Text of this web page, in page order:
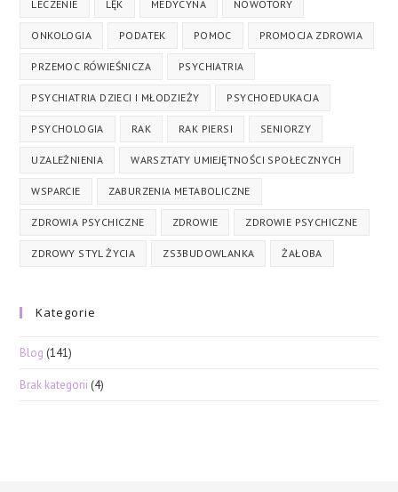
LECZENIE LĘK MEDYCYNA NOWOTORY
ONKOLOGIA PODATEK POMOC PROMOCJA ZDROWIA
PRZEMOC RÓWIEŚNICZA PSYCHIATRIA
PSYCHIATRIA DZIECI I MŁODZIEŻY PSYCHOEDUKACJA
PSYCHOLOGIA RAK RAK PIERSI SENIORZY
UZALEŻNIENIA WARSZTATY UMIEJĘTNOŚCI SPOŁECZNYCH
WSPARCIE ZABURZENIA METABOLICZNE
ZDROWIA PSYCHICZNE ZDROWIE ZDROWIE PSYCHICZNE
ZDROWY STYL ŻYCIA ZS3BUDOWLANKA ŻAŁOBA
Kategorie
Blog (141)
Brak kategorii (4)